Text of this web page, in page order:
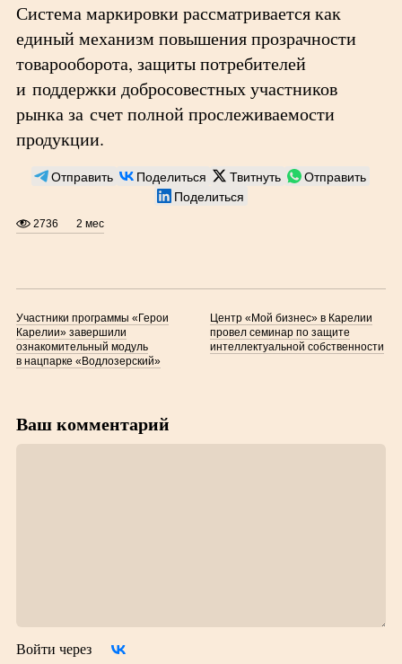
Система маркировки рассматривается как
единый механизм повышения прозрачности
товарооборота, защиты потребителей
и поддержки добросовестных участников
рынка за счет полной прослеживаемости
продукции.
Отправить Поделиться Твитнуть
Отправить
Поделиться
2736 2 мес
Участники программы «Герои
Карелии» завершили
ознакомительный модуль
в нацпарке «Водлозерский»
Центр «Мой бизнес» в Карелии
провел семинар по защите
интеллектуальной собственности
Ваш комментарий
Войти через